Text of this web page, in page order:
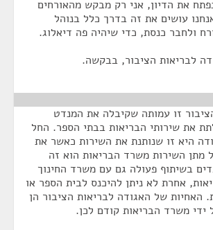
את הדיון, אני רק מבקש מהאורחים
עושים את זה בדרך כלל בנוהל
ולחבר כנסת, כדי שיהיה פה דיאלוג.
לבריאות הציבור, בבקשה.
זו עמותה שקיבלה את המנדט
את שירותי הבריאות בבתי הספר. החל
2007 האגודה היא זו שנותנת את השירות כאשר את
מתן השירות משרד הבריאות הוא זה
בשיתוף פעולה גם עם משרד החינוך
אחרת לא ניתן להיכנס לבית הספר או
האחיות של האגודה לבריאות הציבור הן
ידי משרד הבריאות קודם לכן.